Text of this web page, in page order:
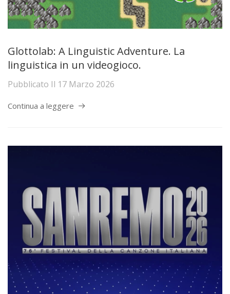
Glottolab: A Linguistic Adventure. La
linguistica in un videogioco.
Pubblicato Il 17 Marzo 2026
Continua a leggere